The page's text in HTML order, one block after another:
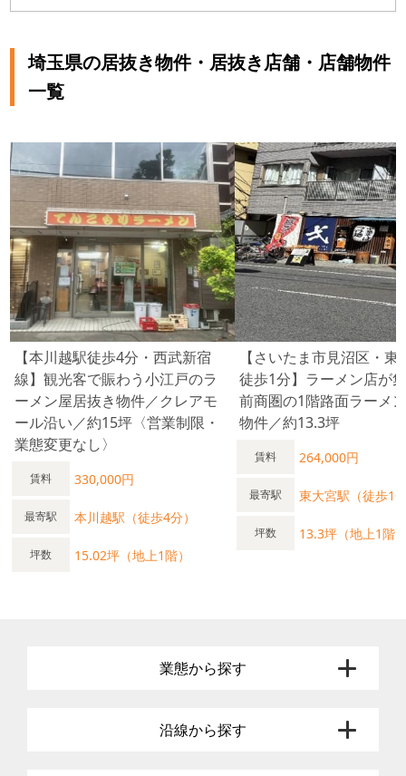
埼玉県の居抜き物件・居抜き店舗・店舗物件
一覧
【本川越駅徒歩4分・西武新宿
線】観光客で賑わう小江戸のラ
ーメン屋居抜き物件／クレアモ
ール沿い／約15坪〈営業制限・
業態変更なし〉
賃料 330,000円
最寄駅 本川越駅（徒歩4分）
坪数 15.02坪（地上1階）
【さいたま市見沼区・東
徒歩1分】ラーメン店が
前商圏の1階路面ラーメ
物件／約13.3坪
賃料 264,000円
最寄駅 東大宮駅（徒歩1
坪数 13.3坪（地上1階
業態から探す
沿線から探す